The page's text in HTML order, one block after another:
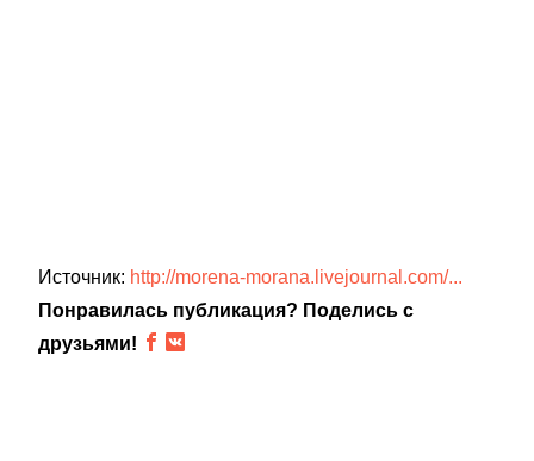
Источник: http://morena-morana.livejournal.com/...
Понравилась публикация? Поделись с
друзьями!